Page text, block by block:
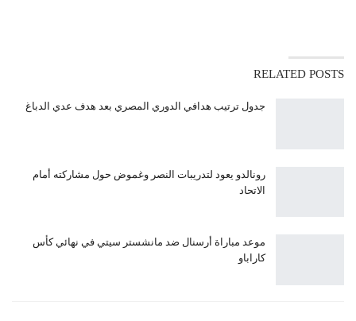
RELATED POSTS
جدول ترتيب هدافي الدوري المصري بعد هدف عدي الدباغ
رونالدو يعود لتدريبات النصر وغموض حول مشاركته أمام
الاتحاد
موعد مباراة أرسنال ضد مانشستر سيتي في نهائي كأس
كاراباو